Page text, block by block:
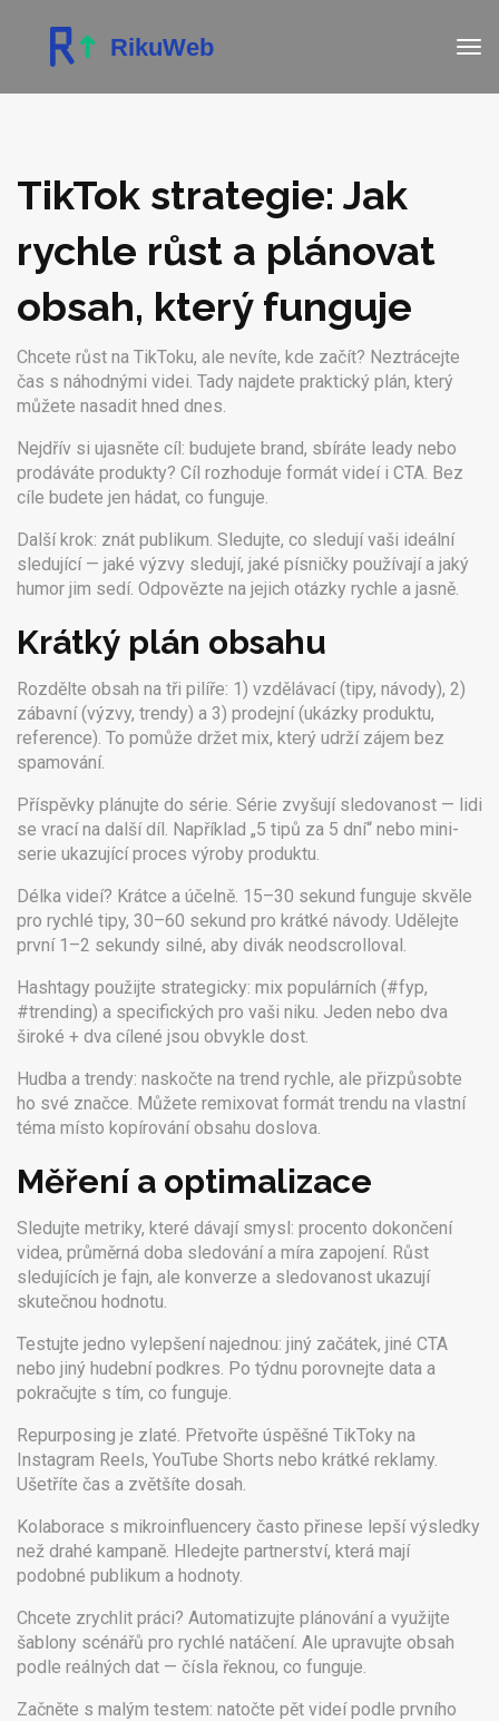
TikTok strategie: Jak
rychle růst a plánovat
obsah, který funguje
Chcete růst na TikToku, ale nevíte, kde začít? Neztrácejte
čas s náhodnými videi. Tady najdete praktický plán, který
můžete nasadit hned dnes.
Nejdřív si ujasněte cíl: budujete brand, sbíráte leady nebo
prodáváte produkty? Cíl rozhoduje formát videí i CTA. Bez
cíle budete jen hádat, co funguje.
Další krok: znát publikum. Sledujte, co sledují vaši ideální
sledující — jaké výzvy sledují, jaké písničky používají a jaký
humor jim sedí. Odpovězte na jejich otázky rychle a jasně.
Krátký plán obsahu
Rozdělte obsah na tři pilíře: 1) vzdělávací (tipy, návody), 2)
zábavní (výzvy, trendy) a 3) prodejní (ukázky produktu,
reference). To pomůže držet mix, který udrží zájem bez
spamování.
Příspěvky plánujte do série. Série zvyšují sledovanost — lidi
se vrací na další díl. Například „5 tipů za 5 dní“ nebo mini-
serie ukazující proces výroby produktu.
Délka videí? Krátce a účelně. 15–30 sekund funguje skvěle
pro rychlé tipy, 30–60 sekund pro krátké návody. Udělejte
první 1–2 sekundy silné, aby divák neodscrolloval.
Hashtagy použijte strategicky: mix populárních (#fyp,
#trending) a specifických pro vaši niku. Jeden nebo dva
široké + dva cílené jsou obvykle dost.
Hudba a trendy: naskočte na trend rychle, ale přizpůsobte
ho své značce. Můžete remixovat formát trendu na vlastní
téma místo kopírování obsahu doslova.
Měření a optimalizace
Sledujte metriky, které dávají smysl: procento dokončení
videa, průměrná doba sledování a míra zapojení. Růst
sledujících je fajn, ale konverze a sledovanost ukazují
skutečnou hodnotu.
Testujte jedno vylepšení najednou: jiný začátek, jiné CTA
nebo jiný hudební podkres. Po týdnu porovnejte data a
pokračujte s tím, co funguje.
Repurposing je zlaté. Přetvořte úspěšné TikToky na
Instagram Reels, YouTube Shorts nebo krátké reklamy.
Ušetříte čas a zvětšíte dosah.
Kolaborace s mikroinfluencery často přinese lepší výsledky
než drahé kampaně. Hledejte partnerství, která mají
podobné publikum a hodnoty.
Chcete zrychlit práci? Automatizujte plánování a využijte
šablony scénářů pro rychlé natáčení. Ale upravujte obsah
podle reálných dat — čísla řeknou, co funguje.
Začněte s malým testem: natočte pět videí podle prvního